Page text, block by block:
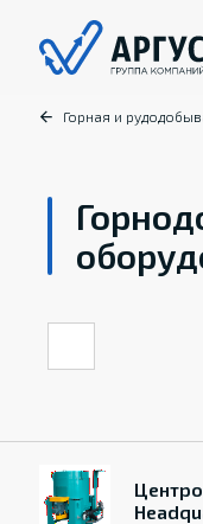
Горная и